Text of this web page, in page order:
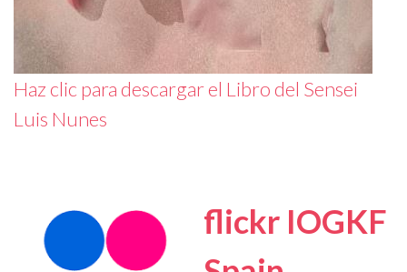
Haz clic para descargar el Libro del Sensei
Luis Nunes
flickr IOGKF